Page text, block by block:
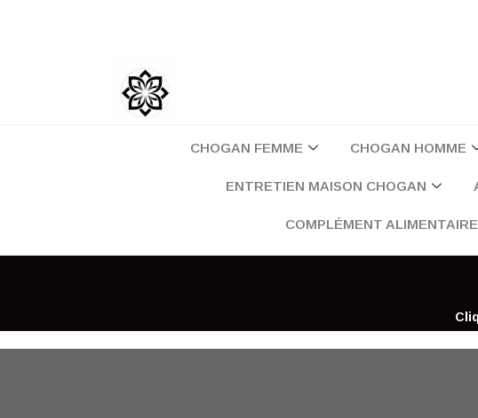
CHOGAN FEMME CHOGAN HOMME
ENTRETIEN MAISON CHOGAN
COMPLÉMENT